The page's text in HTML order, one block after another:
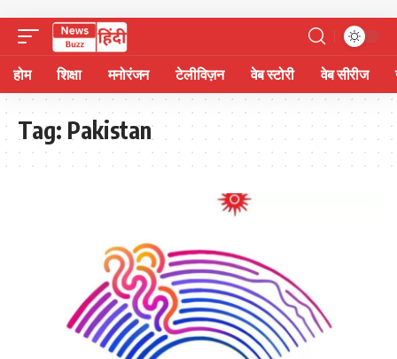
होम शिक्षा मनोरंजन टेलीविज़न वेब स्टोरी वेब सीरीज
Tag: Pakistan